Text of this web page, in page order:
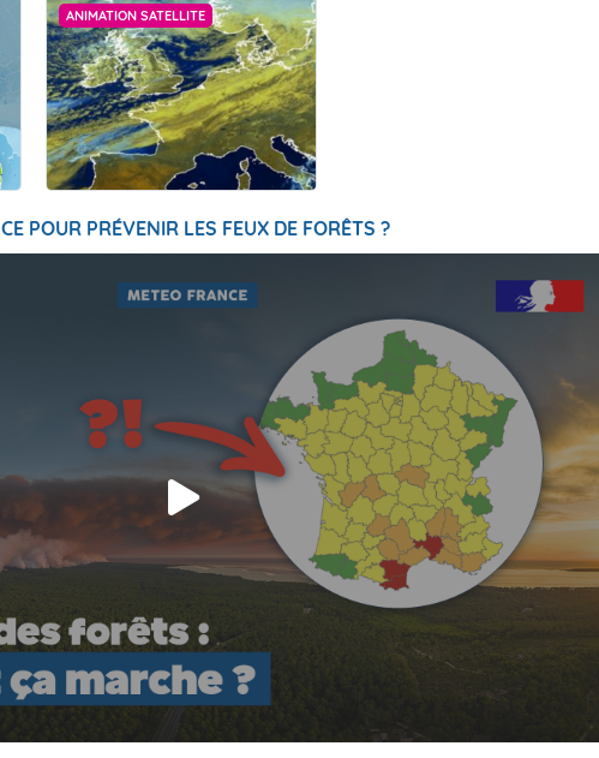
ANIMATION SATELLITE
POUR PRÉVENIR LES FEUX DE FORÊTS ?